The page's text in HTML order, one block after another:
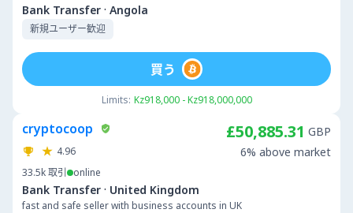
Bank Transfer · Angola
新規ユーザー歓迎
Limits: Kz918,000 - Kz918,000,000
買う
cryptocoop
4.96
33.5k取引 online
Bank Transfer · United Kingdom
fast and safe seller with business accounts in UK
£50,885.31 GBP
6% above market